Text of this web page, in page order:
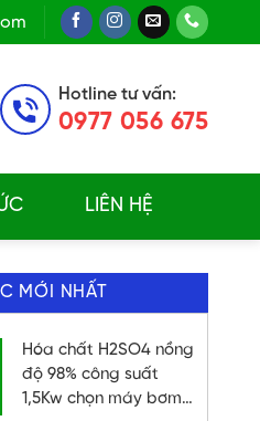
Hotline tư vấn:
0977 056 675
LIÊN HỆ
MỚI NHẤT
Hóa chất H2SO4 nồng
độ 98% công suất
1,5Kw chọn máy bơm